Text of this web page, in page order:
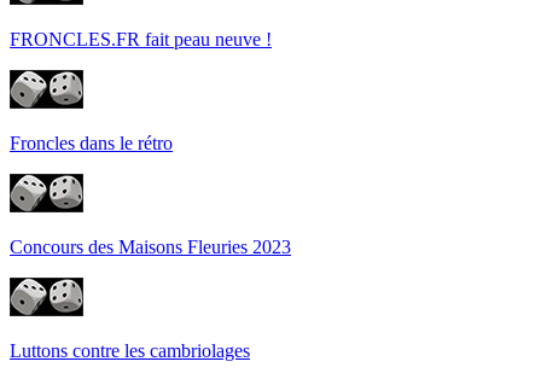
FRONCLES.FR fait peau neuve !
Froncles dans le rétro
Concours des Maisons Fleuries 2023
Luttons contre les cambriolages